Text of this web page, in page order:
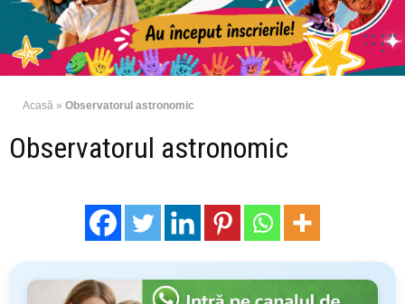
Acasă » Observatorul astronomic
Observatorul astronomic